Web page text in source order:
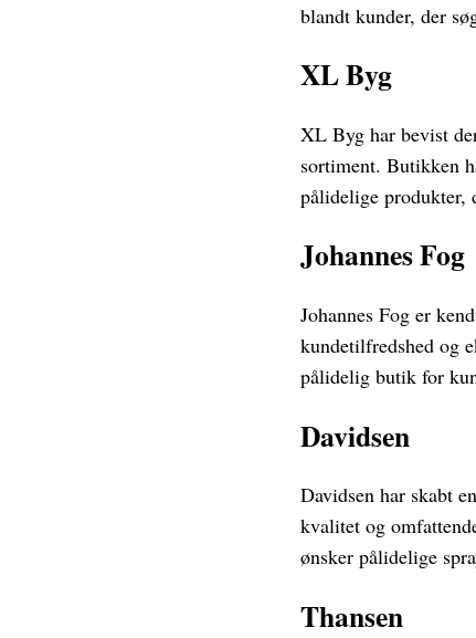
blandt kunder, der
XL Byg
XL Byg har bevist
sortiment. Butikken
pålidelige produkter,
Johannes Fog
Johannes Fog er
kundetilfredshed og
pålidelig butik for
Davidsen
Davidsen har skabt
kvalitet og
ønsker pålidelige
Thansen